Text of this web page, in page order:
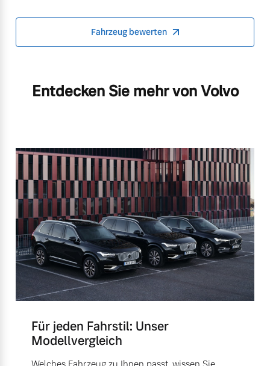
Fahrzeug bewerten
Entdecken Sie mehr von Volvo
Für jeden Fahrstil: Unser
Modellvergleich